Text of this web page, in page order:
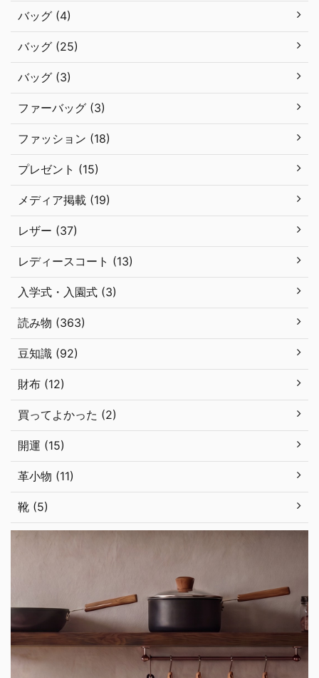
バッグ (4)
バッグ (25)
バッグ (3)
ファーバッグ (3)
ファッション (18)
プレゼント (15)
メディア掲載 (19)
レザー (37)
レディースコート (13)
入学式・入園式 (3)
読み物 (363)
豆知識 (92)
財布 (12)
買ってよかった (2)
開運 (15)
革小物 (11)
靴 (5)